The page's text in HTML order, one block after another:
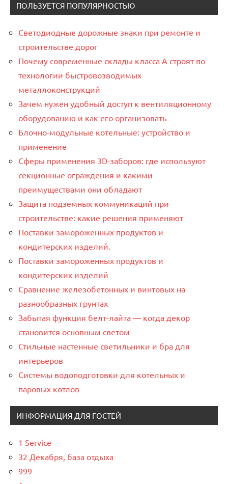
ПОЛЬЗУЕТСЯ ПОПУЛЯРНОСТЬЮ
Светодиодные дорожные знаки при ремонте и
строительстве дорог
Почему современные склады класса А строят по
технологии быстровозводимых
металлоконструкций
Зачем нужен удобный доступ к вентиляционному
оборудованию и как его организовать
Блочно-модульные котельные: устройство и
применение
Сферы применения 3D-заборов: где используют
секционные ограждения и какими
преимуществами они обладают
Защита подземных коммуникаций при
строительстве: какие решения применяют
Поставки замороженных продуктов и
кондитерских изделий.
Поставки замороженных продуктов и
кондитерских изделий
Сравнение железобетонных и винтовых на
разнообразных грунтах
Забытая функция белт-лайта — когда декор
становится основным светом
Стильные настенные светильники и бра для
интерьеров
Системы водоподготовки для котельных и
паровых котлов
ИНФОРМАЦИЯ ДЛЯ ГОСТЕЙ
1 Service
32 Декабря, база отдыха
999